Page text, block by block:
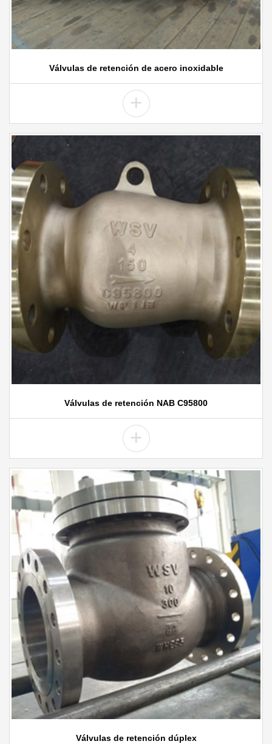
Válvulas de retención de acero inoxidable
+
Válvulas de retención NAB C95800
+
Válvulas de retención dúplex